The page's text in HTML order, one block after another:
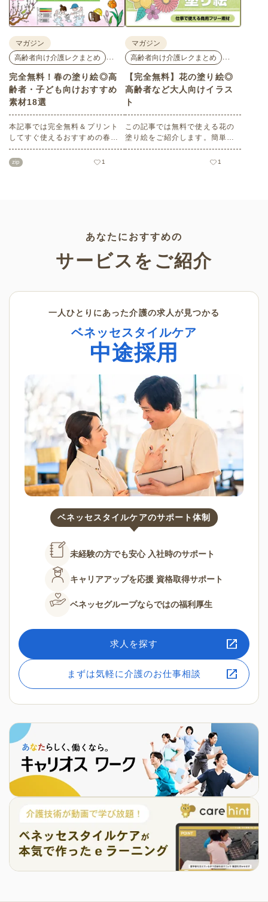
しんでみてはいかがでしょう
か。
マガジン
高齢者向け介護レクまとめ
完全無料！春の塗り絵◎高
齢者・子ども向けおすすめ
素材18選
本記事では完全無料＆プリント
してすぐ使えるおすすめの春向
け塗り絵をご紹介します。ご高
齢者・子どもいずれにも最適な
zip 1
マガジン
高齢者向け介護レクまとめ
【完全無料】花の塗り絵◎
高齢者など大人向けイラス
ト
この記事では無料で使える花の
塗り絵をご紹介します。簡単な
ものから難しい大人・高齢者向
けのものまでバリエーションも
1
あなたにおすすめの
サービスをご紹介
一人ひとりにあった介護の求人が見つかる
ベネッセスタイルケア
中途採用
ベネッセスタイルケアのサポート体制
未経験の方でも安心 入社時のサポート
キャリアアップを応援 資格取得サポート
ベネッセグループならではの福利厚生
求人を探す
まずは気軽に介護のお仕事相談